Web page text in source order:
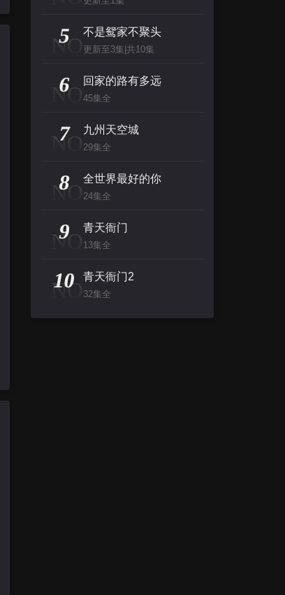
惊人的星期六
NO
5 不是鸳家不聚头
更新至3集|共10集
NO
6 回家的路有多远
45集全
NO
7 九州天空城
29集全
NO
8 全世界最好的你
24集全
NO
9 青天衙门
13集全
NO
10 青天衙门2
32集全